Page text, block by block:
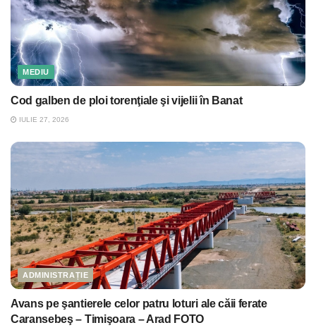
MEDIU
Cod galben de ploi torenţiale şi vijelii în Banat
IULIE 27, 2026
ADMINISTRAȚIE
Avans pe şantierele celor patru loturi ale căii ferate
Caransebeş – Timişoara – Arad FOTO